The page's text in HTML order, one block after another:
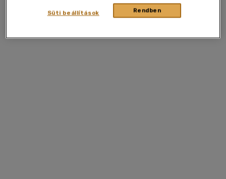
Rendben
Süti beállítások